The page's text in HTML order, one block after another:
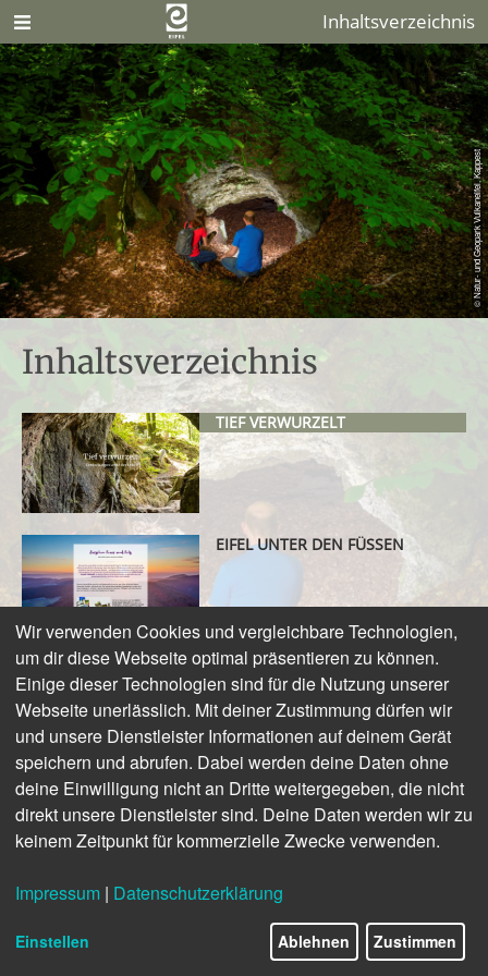
Inhaltsverzeichnis
© Natur- und Geopark Vulkaneifel, Kappest
Inhaltsverzeichnis
TIEF VERWURZELT
EIFEL UNTER DEN FÜSSEN
VERBORGENE WELT DER EIFEL
ERDGESCHICHTE HAUTNAH
VORREITER IN EUROPA
Wir verwenden Cookies und vergleichbare Technologien,
um dir diese Webseite optimal präsentieren zu können.
Einige dieser Technologien sind für die Nutzung unserer
Webseite unerlässlich. Mit deiner Zustimmung dürfen wir
und unsere Dienstleister Informationen auf deinem Gerät
speichern und abrufen. Dabei werden deine Daten ohne
deine Einwilligung nicht an Dritte weitergegeben, die nicht
direkt unsere Dienstleister sind. Deine Daten werden wir zu
keinem Zeitpunkt für kommerzielle Zwecke verwenden.
Impressum | Datenschutzerklärung
Einstellen Ablehnen Zustimmen